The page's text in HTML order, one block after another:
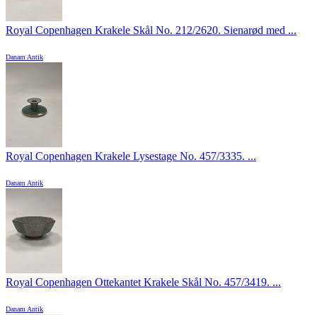
Royal Copenhagen Krakele Skål No. 212/2620. Sienarød med ...
Danam Antik
Royal Copenhagen Krakele Lysestage No. 457/3335. ...
Danam Antik
Royal Copenhagen Ottekantet Krakele Skål No. 457/3419. ...
Danam Antik